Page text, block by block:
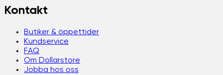
Kontakt
Butiker & öppettider
Kundservice
FAQ
Om Dollarstore
Jobba hos oss